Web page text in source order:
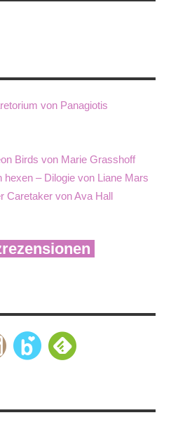
von Panagiotis
Birds von Marie Grasshoff
hexen – Dilogie von Liane Mars
Caretaker von Ava Hall